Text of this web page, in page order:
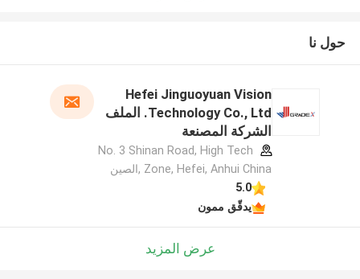
حول نا
Hefei Jinguoyuan Vision
Technology Co., Ltd. الملف
الشركة المصنعة
No. 3 Shinan Road, High Tech
Zone, Hefei, Anhui China ,الصين
5.0
يدقّق ممون
عرض المزيد